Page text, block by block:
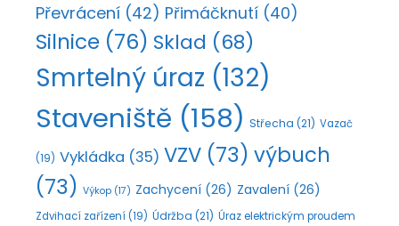
Převrácení (42) Přimáčknutí (40)
Silnice (76) Sklad (68)
Smrtelný úraz (132)
Staveniště (158) Střecha (21) Vazač
(19) Vykládka (35) VZV (73) výbuch
(73) Výkop (17) Zachycení (26) Zavalení (26)
Zdvihací zařízení (19) Údržba (21) Úraz elektrickým proudem